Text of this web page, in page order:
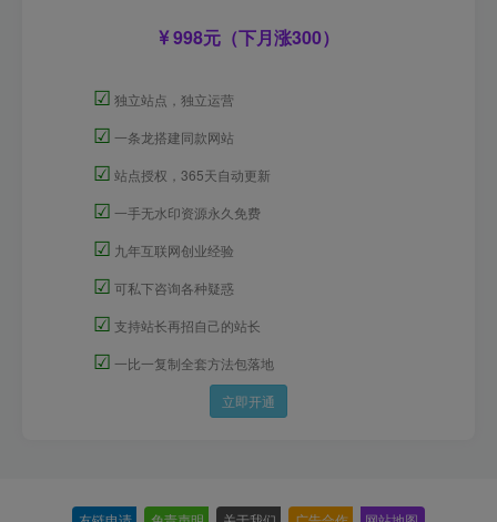
998元（下月涨300）
☑ 独立站点，独立运营
☑ 一条龙搭建同款网站
☑ 站点授权，365天自动更新
☑ 一手无水印资源永久免费
☑ 九年互联网创业经验
☑ 可私下咨询各种疑惑
☑ 支持站长再招自己的站长
☑ 一比一复制全套方法包落地
立即开通